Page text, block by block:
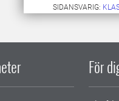
SIDANSVARIG:
För